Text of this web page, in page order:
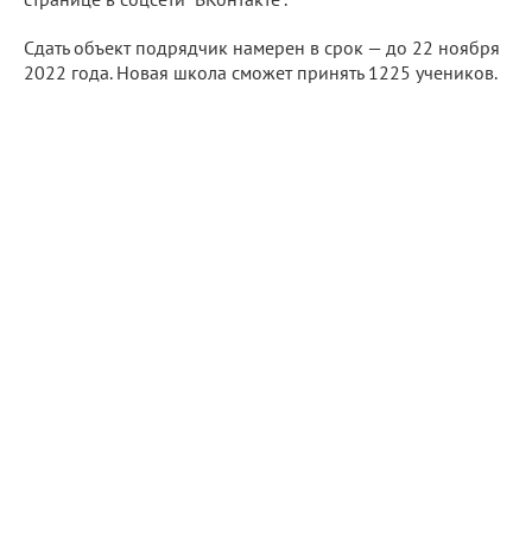
Сдать объект подрядчик намерен в срок — до 22 ноября
2022 года. Новая школа сможет принять 1225 учеников.